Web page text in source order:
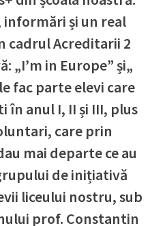
și un real
cadrul Acreditarii 2
„I’m in Europe” și„
fac parte elevi care
anul I, II și III, plus
care prin
mai departe ce au
de inițiativă
liceului nostru, sub
prof. Constantin